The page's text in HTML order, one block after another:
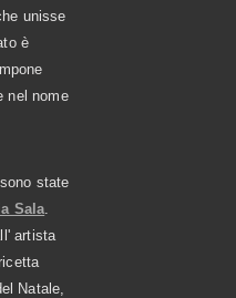
unisse
è
nel nome
state
Sala.
artista
Natale,